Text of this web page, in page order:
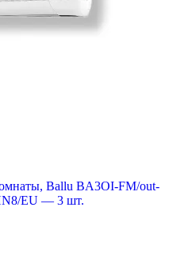
Ballu BA3OI-FM/out-
EU — 3 шт.